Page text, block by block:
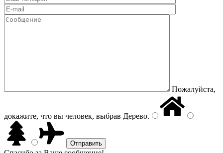
Пожалуйста,
докажите, что вы человек, выбрав Дерево.